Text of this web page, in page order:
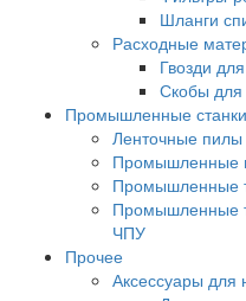
Шланги
Расходные
Гвозди
Скобы для
Промышленные станки
Ленточные
Промышленные
Промышленные
Промышленные
ЧПУ
Прочее
Аксессуары для